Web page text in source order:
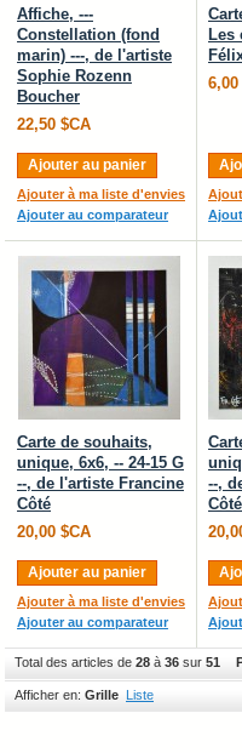
Affiche, ---
Constellation (fond
marin) ---, de l'artiste
Sophie Rozenn
Boucher
22,50 $CA
Ajouter au panier
Ajouter à ma liste d'envies
Ajouter au comparateur
Les
6,00
Carte de souhaits,
unique, 6x6, -- 24-15 G
--, de l'artiste Francine
Côté
20,00 $CA
Ajouter au panier
Ajouter à ma liste d'envies
Ajouter au comparateur
--,
Côté
Total des articles de 28 à 36 sur 51
Afficher en: Grille Liste